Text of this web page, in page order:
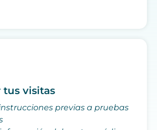
tus visitas
previas a pruebas